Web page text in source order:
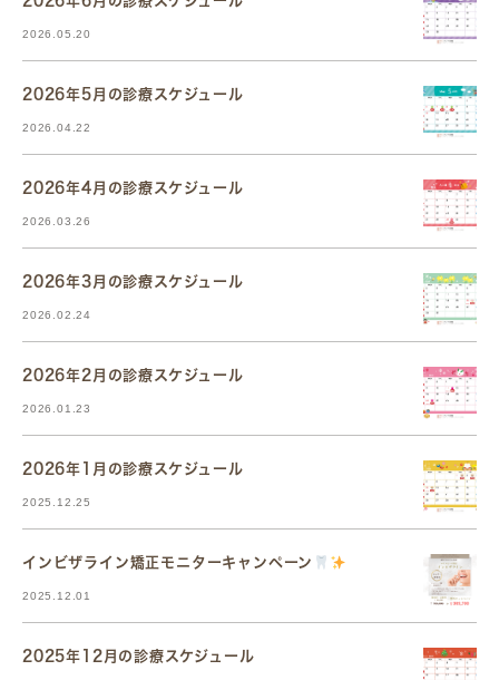
2026.05.20
2026年5月の診療スケジュール
2026.04.22
2026年4月の診療スケジュール
2026.03.26
2026年3月の診療スケジュール
2026.02.24
2026年2月の診療スケジュール
2026.01.23
2026年1月の診療スケジュール
2025.12.25
インビザライン矯正モニターキャンペーン
2025.12.01
2025年12月の診療スケジュール